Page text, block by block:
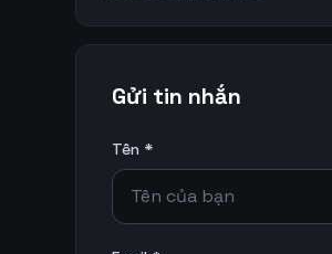
Gửi tin nhắn
Tên *